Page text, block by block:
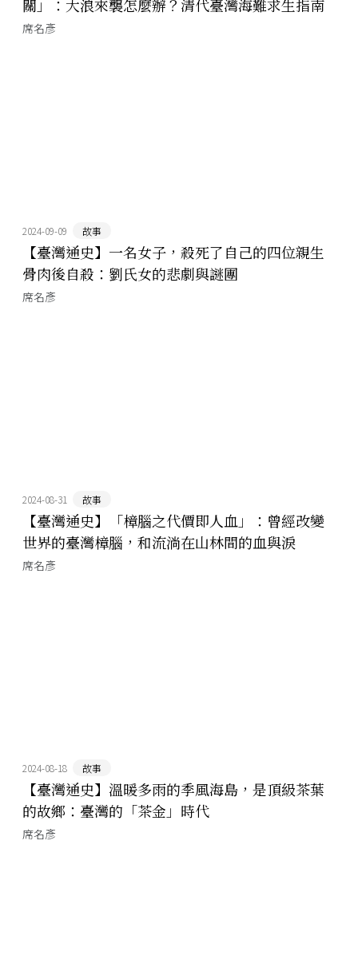
關」：大浪來襲怎麼辦？清代臺灣海難求生指南
席名彥
2024-09-09 故事
【臺灣通史】一名女子，殺死了自己的四位親生
骨肉後自殺：劉氏女的悲劇與謎團
席名彥
2024-08-31 故事
【臺灣通史】「樟腦之代價即人血」：曾經改變
世界的臺灣樟腦，和流淌在山林間的血與淚
席名彥
2024-08-18 故事
【臺灣通史】溫暖多雨的季風海島，是頂級茶葉
的故鄉：臺灣的「茶金」時代
席名彥